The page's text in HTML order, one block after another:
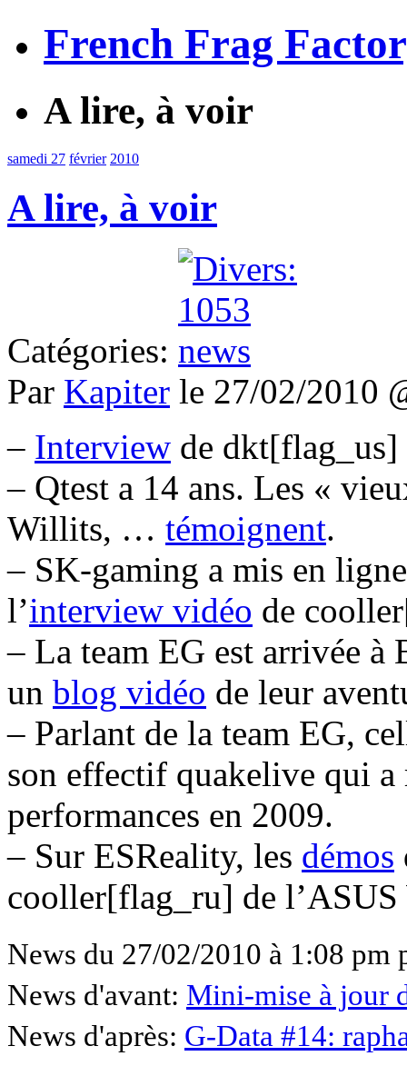
French Frag
A lire, à voir
samedi 27 février 2010
A lire, à voir
Catégories:
Par Kapiter le 27/02/2010
– Interview de dkt[flag_us]
– Qtest a 14 ans. Les «
Willits, … témoignent.
– SK-gaming a mis en
l’interview vidéo de
– La team EG est arrivée
un blog vidéo de leur
– Parlant de la team EG,
son effectif quakelive qui a
performances en 2009.
– Sur ESReality, les démos
cooller[flag_ru] de
News du 27/02/2010 à 1:08 pm
News d'avant: Mini-mise à jour
News d'après: G-Data #14: